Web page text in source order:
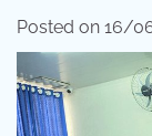
Posted on 16/